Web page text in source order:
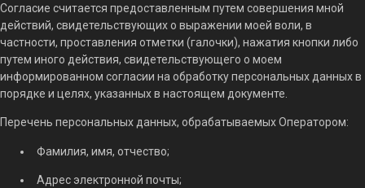
Согласие считается предоставленным путем совершения мной
действий, свидетельствующих о выражении моей воли, в
частности, проставления отметки (галочки), нажатия кнопки либо
путем иного действия, свидетельствующего о моем
информированном согласии на обработку персональных данных в
порядке и целях, указанных в настоящем документе.
Перечень персональных данных, обрабатываемых Оператором:
Фамилия, имя, отчество;
Адрес электронной почты;